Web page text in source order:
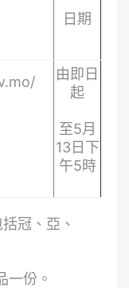
日期
由即日
起
至5月
13日下
午5時
冠、亞、
一份。